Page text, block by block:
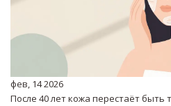
фев, 14 2026
После 40 лет кожа перестаёт быть